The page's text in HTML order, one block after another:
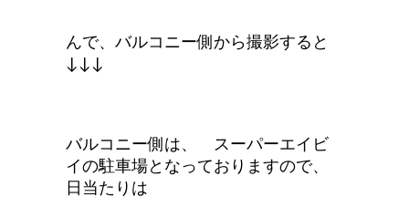
んで、バルコニー側から撮影すると
↓↓↓
バルコニー側は、 スーパーエイビ
イの駐車場となっておりますので、
日当たりは